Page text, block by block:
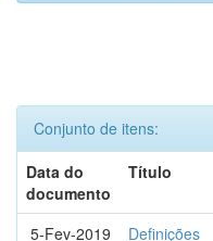
Conjunto de itens:
Data do
documento
Título
5-Fev-2019
Definições